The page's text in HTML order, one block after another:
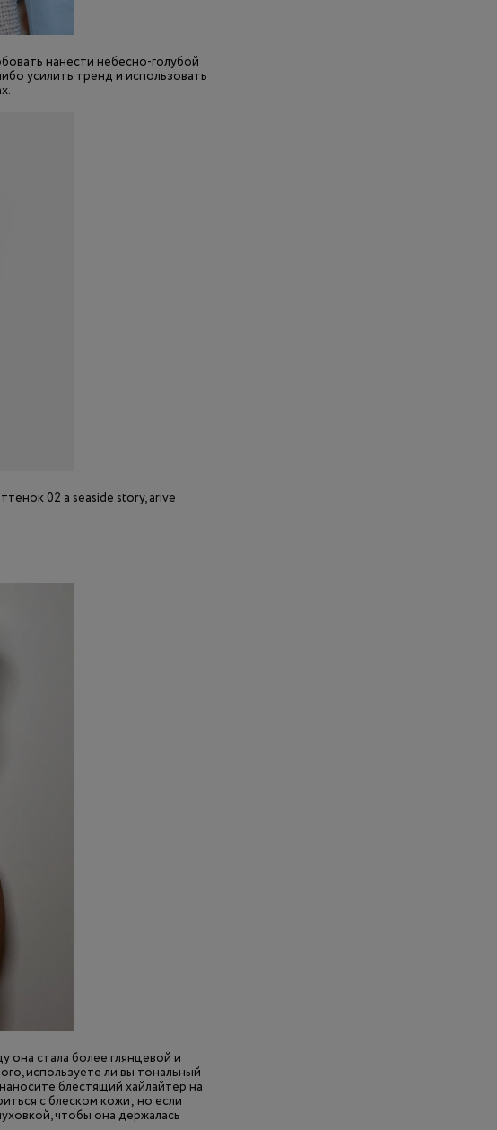
нанести небесно-голубой
усилить тренд и использовать
02 a seaside story, arive
она стала более глянцевой и
используете ли вы тональный
блестящий хайлайтер на
с блеском кожи; но если
чтобы она держалась